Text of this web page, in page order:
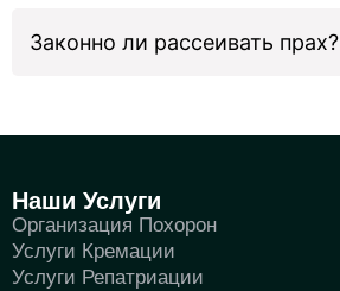
Законно ли рассеивать прах?
Наши Услуги
Организация Похорон
Услуги Кремации
Услуги Репатриации